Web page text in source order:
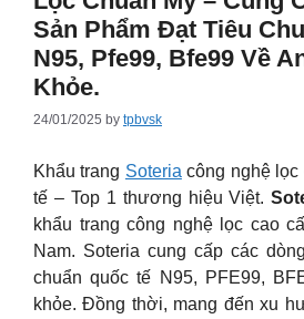
Sản Phẩm Đạt Tiêu
N95, Pfe99, Bfe99 Về
Khỏe.
24/01/2025 by tpbvsk
Khẩu trang Soteria công nghệ lọc
tế – Top 1 thương hiệu Việt.
khẩu trang công nghệ lọc cao
Nam. Soteria cung cấp các
chuẩn quốc tế N95, PFE99,
khỏe. Đồng thời, mang đến xu